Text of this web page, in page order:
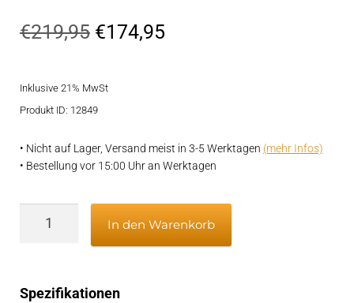
von 5,
auf
Kundenbe
€219,95 Ursprünglicher
war:
€174,95Aktueller
Inklusive 21% MwSt
Produkt ID: 12849
• Nicht auf Lager, Versand meist in 3-5 Werktagen (mehr Infos)
• Bestellung vor 15:00 Uhr an Werktagen
Universal-
In den Warenkorb
Spezifikationen